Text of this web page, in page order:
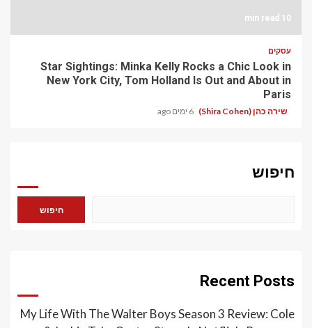
10 min read
עסקים
Star Sightings: Minka Kelly Rocks a Chic Look in
New York City, Tom Holland Is Out and About in
Paris
שירה כהן (Shira Cohen) 6 ימים ago
חיפוש
חיפוש
Recent Posts
My Life With The Walter Boys Season 3 Review: Cole